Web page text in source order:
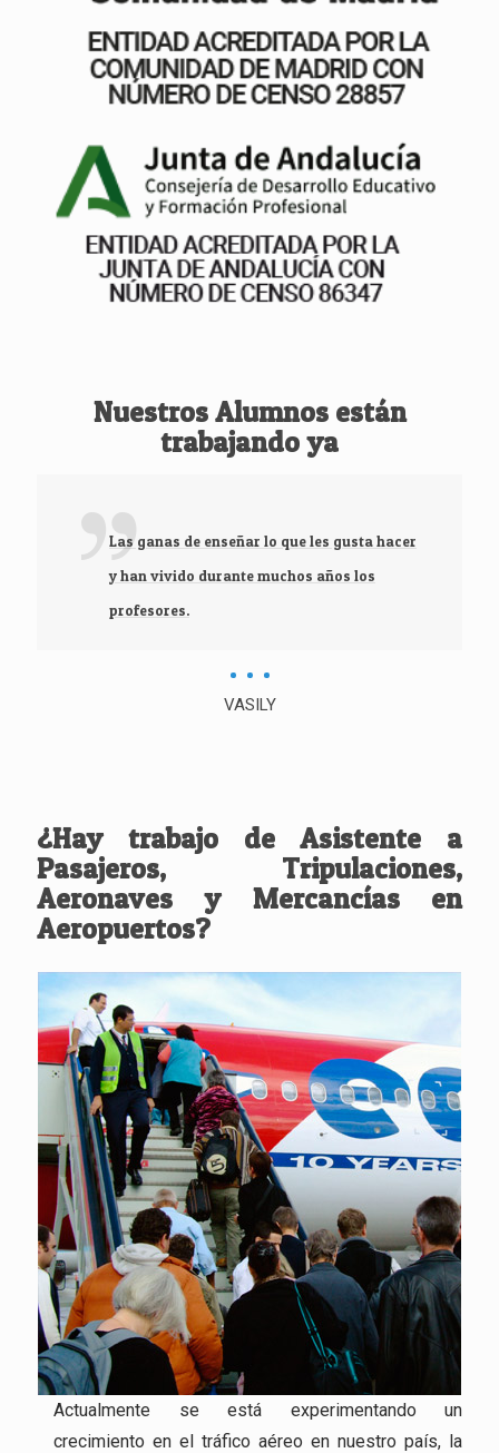
Nuestros Alumnos están
trabajando ya
Las ganas de enseñar lo que les gusta hacer
y han vivido durante muchos años los
profesores.
VASILY
¿Hay trabajo de Asistente a
Pasajeros, Tripulaciones,
Aeronaves y Mercancías en
Aeropuertos?
Actualmente se está experimentando un
crecimiento en el tráfico aéreo en nuestro país, la